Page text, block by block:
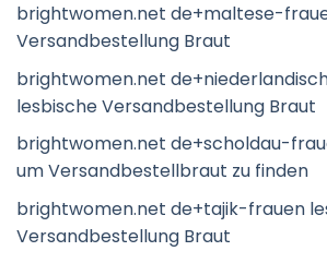
brightwomen.net de+maltese-
Versandbestellung Braut
brightwomen.net
lesbische Versandbestellung Braut
brightwomen.net de+scholdau-
um Versandbestellbraut zu finden
brightwomen.net de+tajik-frauen
Versandbestellung Braut